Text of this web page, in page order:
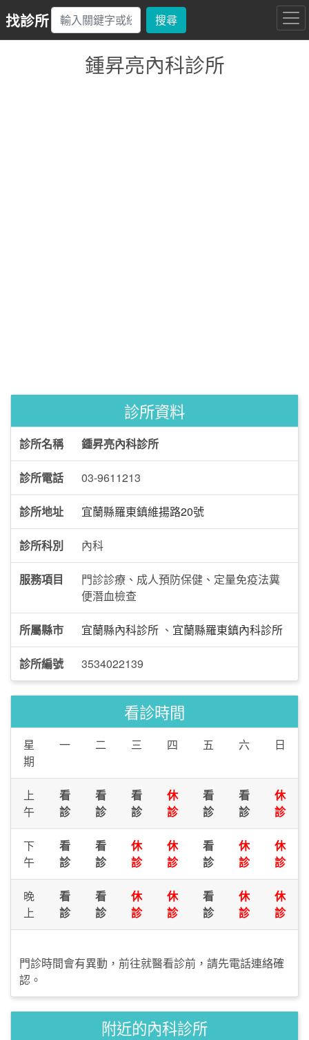
找診所 搜尋
鍾昇亮內科診所
診所資料
診所名稱 鍾昇亮內科診所
診所電話 03-9611213
診所地址 宜蘭縣羅東鎮維揚路20號
診所科別 內科
服務項目
門診診療、成人預防保健、定量免疫法糞
便潛血檢查
所屬縣市 宜蘭縣內科診所 、 宜蘭縣羅東鎮內科診所
診所編號 3534022139
看診時間
星
期
一 二 三 四 五 六 日
上
午
看
診
看
診
看
診
休
診
看
診
看
診
休
診
下
午
看
診
看
診
休
診
休
診
看
診
休
診
休
診
晚
上
看
診
看
診
休
診
休
診
看
診
休
診
休
診
門診時間會有異動，前往就醫看診前，請先電話連絡確
認。
附近的內科診所